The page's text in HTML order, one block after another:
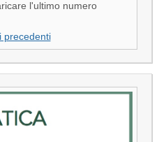
l'ultimo numero
precedenti